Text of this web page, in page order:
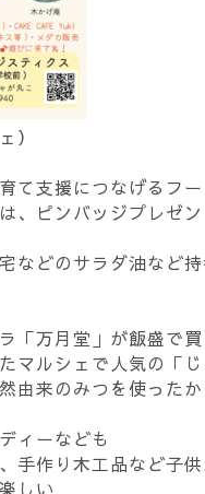
）
て支援につなげるフ
バッジプレゼン
などのサラダ油など
「万月堂」が飯盛で買
マルシェで人気の「
由来のみつを使った
ィーなども
手作り木工品など子
しい